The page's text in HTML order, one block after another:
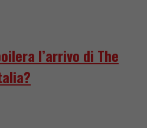
l’arrivo di The